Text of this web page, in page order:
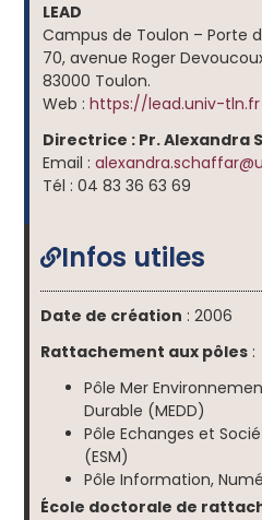
LEAD
Campus de Toulon – Porte
70, avenue Roger
83000 Toulon.
Web :https://lead.univ-tln.fr
Directrice : Pr. Alexandra
Email :alexandra.schaffar@
Tél : 04 83 36 63 69
Infos utiles
Date de création : 2006
Rattachement aux pôles :
Pôle Mer
Durable (MEDD)
Pôle Echanges et
(ESM)
Pôle Information,
École doctorale de